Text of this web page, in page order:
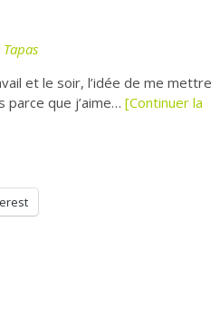
Tapas
et le soir, l’idée de me mettre
parce que j’aime… [Continuer la